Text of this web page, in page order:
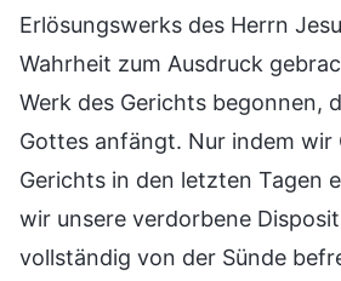
Erlösungswerks des Herrn
Wahrheit zum Ausdruck
Werk des Gerichts begonnen,
Gottes anfängt. Nur indem wir
Gerichts in den letzten Tagen
wir unsere verdorbene
vollständig von der Sünde